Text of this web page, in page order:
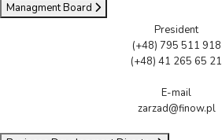
Managment Board
President
(+48) 795 511 918
(+48) 41 265 65 21
E-mail
zarzad@finow.pl